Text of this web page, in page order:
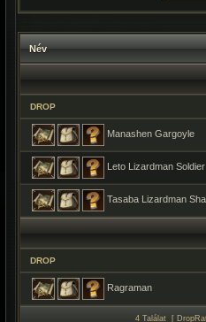
Név
DROP
Manashen Gargoyle
Leto Lizardman Soldier
Tasaba Lizardman
DROP
Ragraman
4 Találat [